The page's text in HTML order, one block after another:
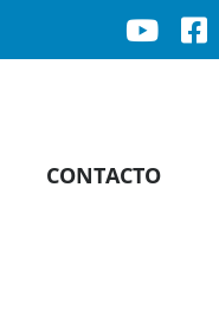
CONTACTO